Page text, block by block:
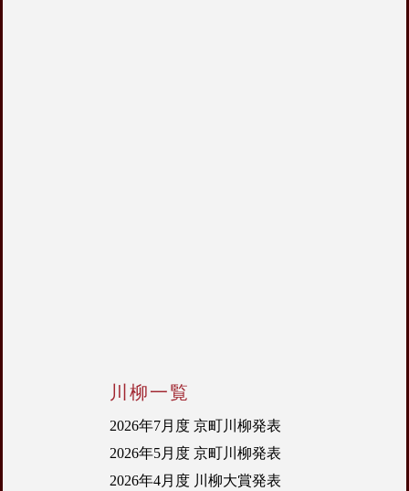
川柳一覧
2026年7月度 京町川柳発表
2026年5月度 京町川柳発表
2026年4月度 川柳大賞発表